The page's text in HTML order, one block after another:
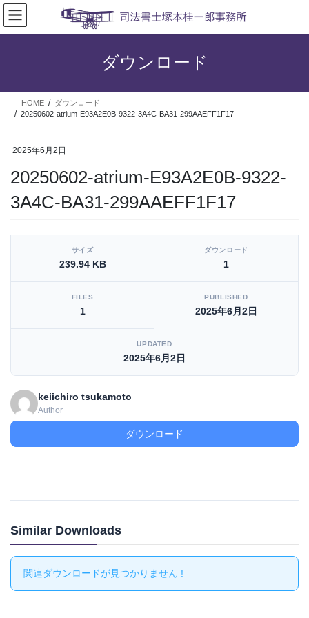
コ
ン
テ
ス
ナ
ビ
ゲ
ン
ダウンロード
HOME
ダウンロード
20250602-atrium-E93A2E0B-9322-3A4C-BA31-299AAEFF1F17
2025年6月2日
20250602-atrium-E93A2E0B-9322-
3A4C-BA31-299AAEFF1F17
[video_player_1200x800]
サイズ
239.94 KB
ダウンロード
1
FILES
1
PUBLISHED
2025年6月2日
UPDATED
2025年6月2日
keiichiro tsukamoto
Author
ダウンロード
Similar Downloads
関連ダウンロードが見つかりません !